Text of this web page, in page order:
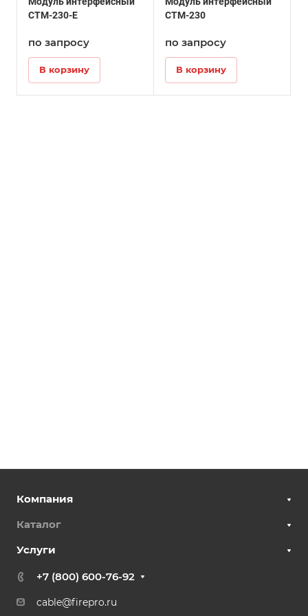
CTM-230-E
по запросу
В корзину
CTM-230
по запросу
В корзину
Компания
Каталог
Услуги
+7 (800) 600-76-92
cable@firepro.ru